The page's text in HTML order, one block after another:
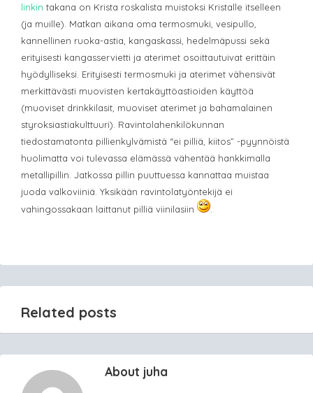
linkin takana on Krista roskalista muistoksi Kristalle itselleen
(ja muille). Matkan aikana oma termosmuki, vesipullo,
kannellinen ruoka-astia, kangaskassi, hedelmäpussi sekä
erityisesti kangasservietti ja aterimet osoittautuivat erittäin
hyödylliseksi. Erityisesti termosmuki ja aterimet vähensivät
merkittävästi muovisten kertakäyttöastioiden käyttöä
(muoviset drinkkilasit, muoviset aterimet ja bahamalainen
styroksiastiakulttuuri). Ravintolahenkilökunnan
tiedostamatonta pillienkylvämistä “ei pilliä, kiitos” -pyynnöistä
huolimatta voi tulevassa elämässä vähentää hankkimalla
metallipillin. Jatkossa pillin puuttuessa kannattaa muistaa
juoda valkoviiniä. Yksikään ravintolatyöntekijä ei
vahingossakaan laittanut pilliä viinilasiin
Related posts
About juha